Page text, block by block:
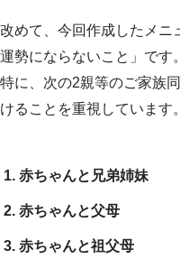
改めて、今回作成したメニ
運勢にならないこと」です。
特に、次の2親等のご家族
けることを重視しています。
赤ちゃんと兄弟姉妹
赤ちゃんと父母
赤ちゃんと祖父母